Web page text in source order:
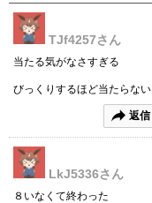
TJf4257さん
当たる気がなさすぎる
びっくりするほど当たらない
返信
LkJ5336さん
８いなくて終わった